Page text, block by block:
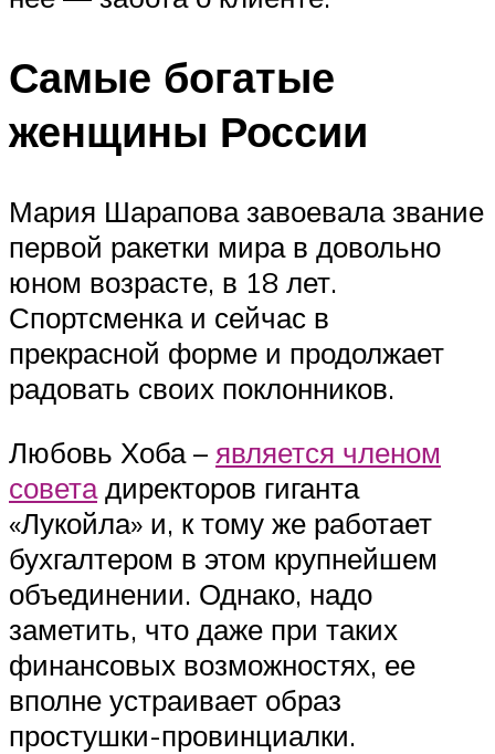
Самые богатые
женщины России
Мария Шарапова завоевала звание
первой ракетки мира в довольно
юном возрасте, в 18 лет.
Спортсменка и сейчас в
прекрасной форме и продолжает
радовать своих поклонников.
Любовь Хоба – является членом
советадиректоров гиганта
«Лукойла» и, к тому же работает
бухгалтером в этом крупнейшем
объединении. Однако, надо
заметить, что даже при таких
финансовых возможностях, ее
вполне устраивает образ
простушки-провинциалки.